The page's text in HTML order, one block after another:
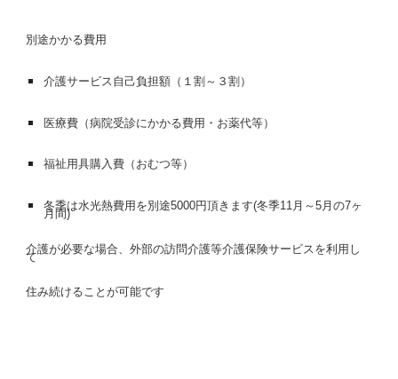
別途かかる費用
介護サービス自己負担額（１割～３割）
医療費（病院受診にかかる費用・お薬代等）
福祉用具購入費（おむつ等）
冬季は水光熱費用を別途5000円頂きます(冬季11月～5月の7ヶ
月間)
介護が必要な場合、外部の訪問介護等介護保険サービスを利用し
て
住み続けることが可能です